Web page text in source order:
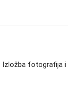
Izložba fotografija i